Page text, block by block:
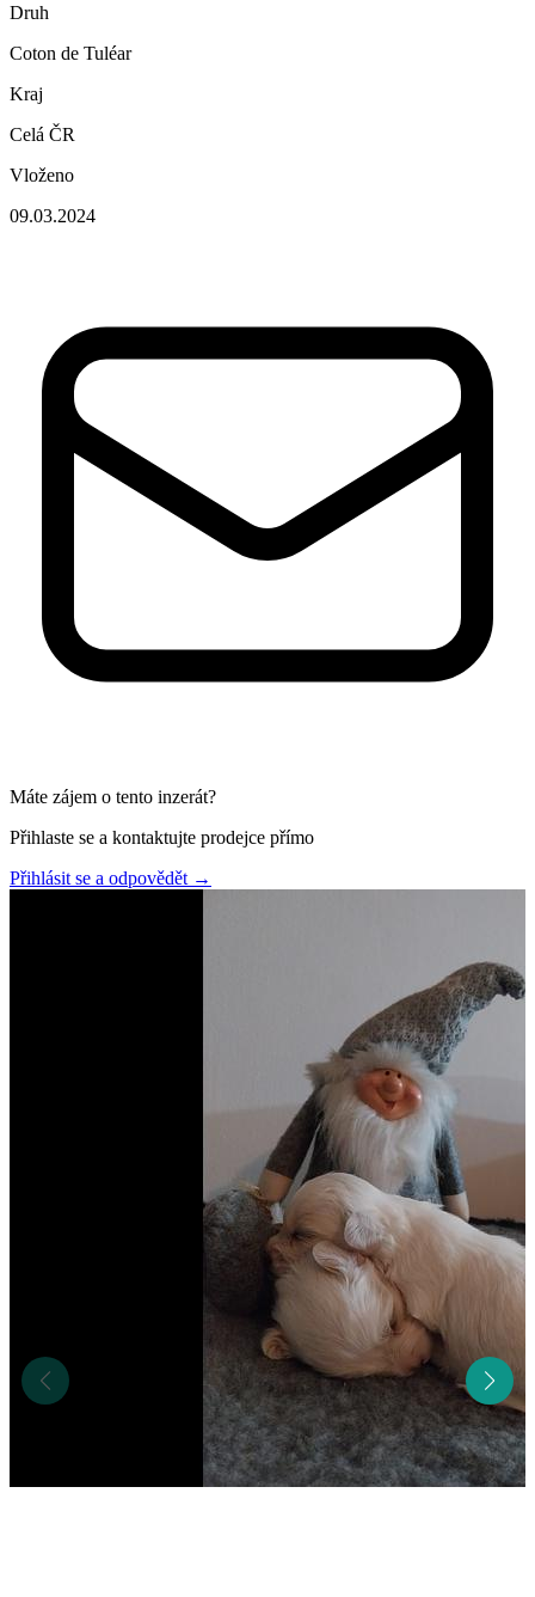
Druh
Coton de Tuléar
Kraj
Celá ČR
Vloženo
09.03.2024
Máte zájem o tento inzerát?
Přihlaste se a kontaktujte prodejce přímo
Přihlásit se a odpovědět →